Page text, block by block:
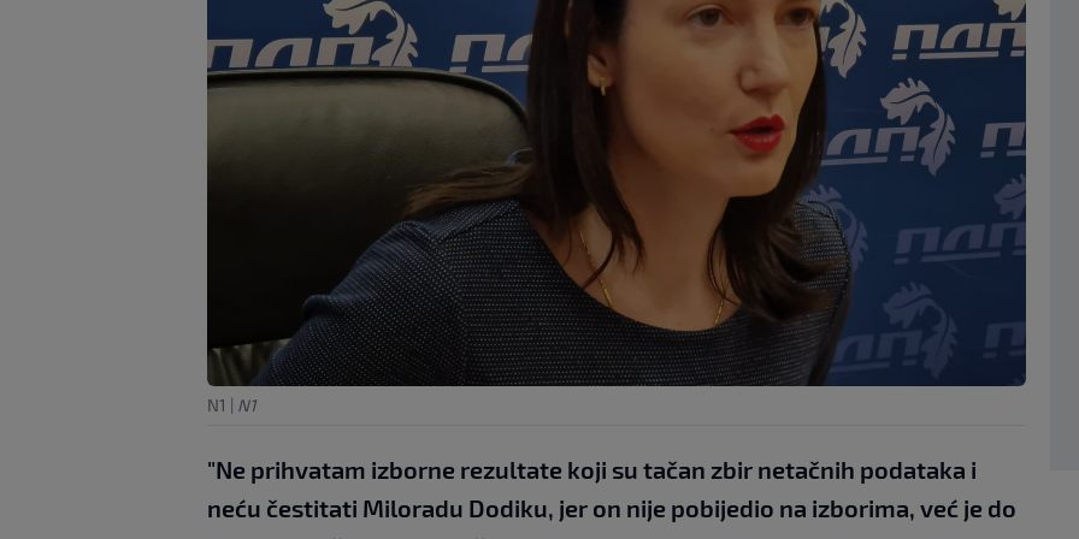
N1 | N1
"Ne prihvatam izborne rezultate koji su tačan zbir netačnih podataka i
neću čestitati Miloradu Dodiku, jer on nije pobijedio na izborima, već je do